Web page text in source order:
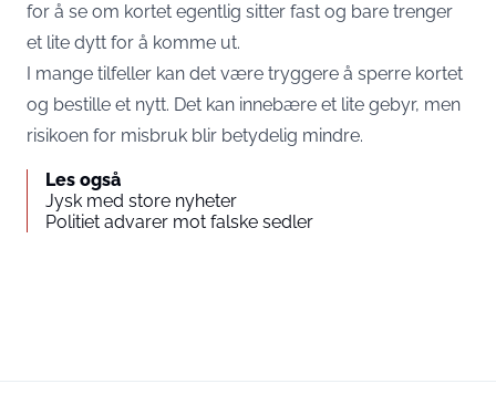
for å se om kortet egentlig sitter fast og bare trenger
et lite dytt for å komme ut.
I mange tilfeller kan det være tryggere å sperre kortet
og bestille et nytt. Det kan innebære et lite gebyr, men
risikoen for misbruk blir betydelig mindre.
Les også
Jysk med store nyheter
Politiet advarer mot falske sedler